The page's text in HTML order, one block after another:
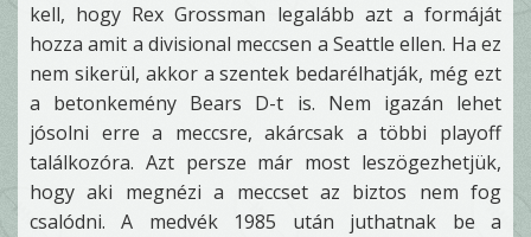
kell, hogy Rex Grossman legalább azt a formáját
hozza amit a divisional meccsen a Seattle ellen. Ha ez
nem sikerül, akkor a szentek bedarélhatják, még ezt
a betonkemény Bears D-t is. Nem igazán lehet
jósolni erre a meccsre, akárcsak a többi playoff
találkozóra. Azt persze már most leszögezhetjük,
hogy aki megnézi a meccset az biztos nem fog
csalódni. A medvék 1985 után juthatnak be a